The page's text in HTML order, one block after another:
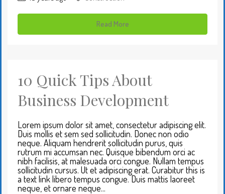
Read More
10 Quick Tips About
Business Development
Lorem ipsum dolor sit amet, consectetur adipiscing elit.
Duis mollis et sem sed sollicitudin. Donec non odio
neque. Aliquam hendrerit sollicitudin purus, quis
rutrum mi accumsan nec. Quisque bibendum orci ac
nibh facilisis, at malesuada orci congue. Nullam tempus
sollicitudin cursus. Ut et adipiscing erat. Curabitur this is
a text link libero tempus congue. Duis mattis laoreet
neque, et ornare neque...